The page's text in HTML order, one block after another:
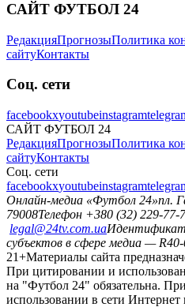
САЙТ ФУТБОЛ 24
РедакцияПрогнозыПолитика
сайтуКонтакты
Соц. сети
facebookxyoutubeinstagram
САЙТ ФУТБОЛ 24
РедакцияПрогнозыПолитика
сайтуКонтакты
Соц. сети
facebookxyoutubeinstagram
Онлайн-медиа «Футбол 24»пл.
79008Телефон +380 (32) 229-77-
legal@24tv.com.ua
субъектов в сфере медиа —
21+Материалы сайта
При цитировании и
на "Футбол 24" обязательна.
использовании в сети Интернет